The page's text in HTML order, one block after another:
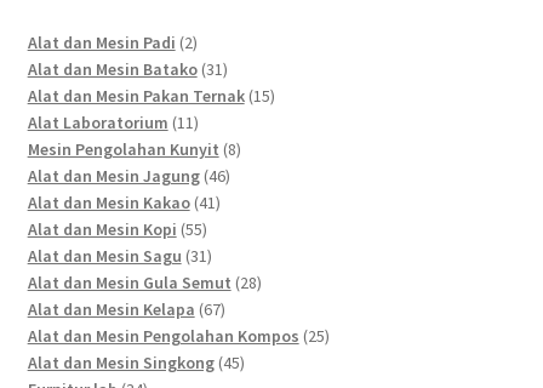
Alat dan Mesin Padi 22
products
Alat dan Mesin Batako 3131
products
Alat dan Mesin Pakan Ternak 1515
Alat Laboratorium 1111
products
Mesin Pengolahan Kunyit 88
Alat dan Mesin Jagung 4646
Alat dan Mesin Kakao 4141
Alat dan Mesin Kopi 5555
products
Alat dan Mesin Sagu 3131
products
Alat dan Mesin Gula Semut 2828
Alat dan Mesin Kelapa 6767
products
Alat dan Mesin Pengolahan Kompos 2525
Alat dan Mesin Singkong 4545